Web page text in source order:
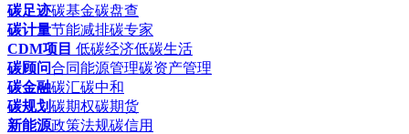
碳足迹碳基金碳盘查
碳计量节能减排碳专家
CDM项目 低碳经济低碳生活
碳顾问合同能源管理碳资产管理
碳金融碳汇碳中和
碳规划碳期权碳期货
新能源政策法规碳信用